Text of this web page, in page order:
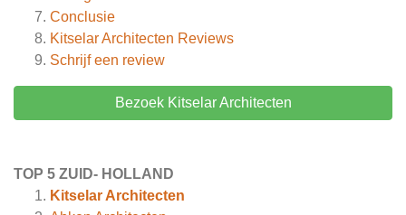
Conclusie
Kitselar Architecten Reviews
Schrijf een review
Bezoek Kitselar Architecten
TOP 5 ZUID- HOLLAND
Kitselar Architecten